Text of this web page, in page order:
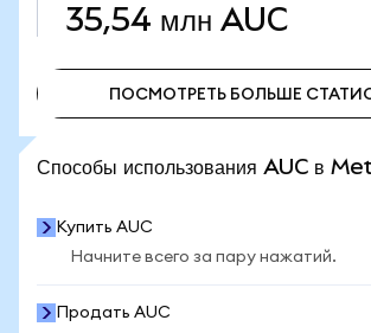
35,54 млн AUC
ПОСМОТРЕТЬ БОЛЬШЕ
Способы использования AUC в
Купить AUC
Начните всего за пару нажатий.
Продать AUC